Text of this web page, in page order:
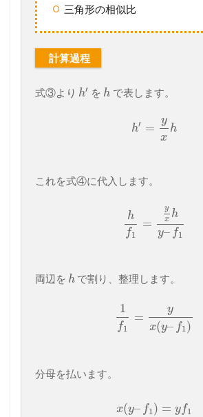
三角形の相似比
計算過程
式③より h′ を h で表します。
h′ =
y
x
h
これを式④に代入します。
h
f1
=
y
x h
y– f1
両辺を h で割り、整理します。
1
f1
=
y
x(y– f1)
分母を払います。
x(y– f1 ) = yf1